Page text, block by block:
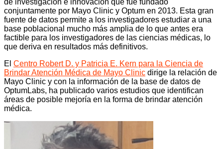
de investigación e innovación que fue fundado
conjuntamente por Mayo Clinic y Optum en 2013. Esta gran
fuente de datos permite a los investigadores estudiar a una
base poblacional mucho más amplia de lo que antes era
factible para los investigadores de las ciencias médicas, lo
que deriva en resultados más definitivos.
El Centro Robert D. y Patricia E. Kern para la Ciencia de
Brindar Atención Médica de Mayo Clinic dirige la relación de
Mayo Clinic y con la información de la base de datos de
OptumLabs, ha publicado varios estudios que identifican
áreas de posible mejoría en la forma de brindar atención
médica.